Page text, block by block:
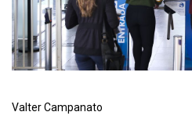
Valter Campanato